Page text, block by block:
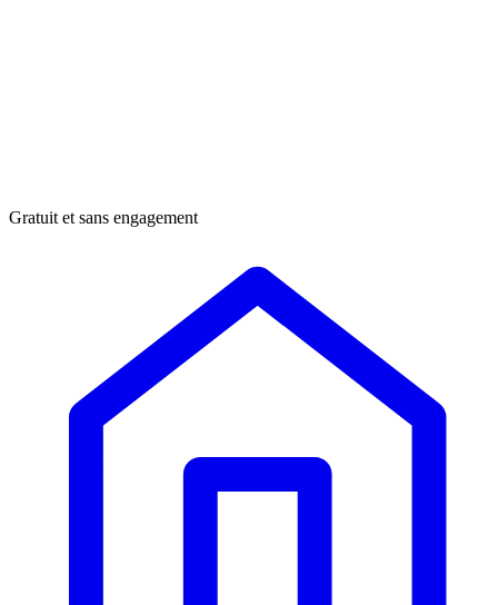
Gratuit et sans engagement